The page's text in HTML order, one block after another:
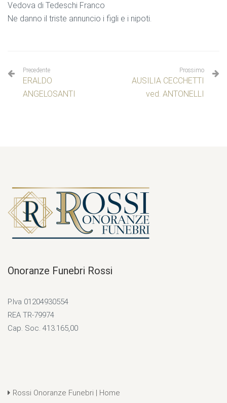
Vedova di Tedeschi Franco
Ne danno il triste annuncio i figli e i nipoti.
Precedente
ERALDO
ANGELOSANTI
Prossimo
AUSILIA CECCHETTI
ved. ANTONELLI
Onoranze Funebri Rossi
P.Iva 01204930554
REA TR-79974
Cap. Soc. 413.165,00
Rossi Onoranze Funebri | Home